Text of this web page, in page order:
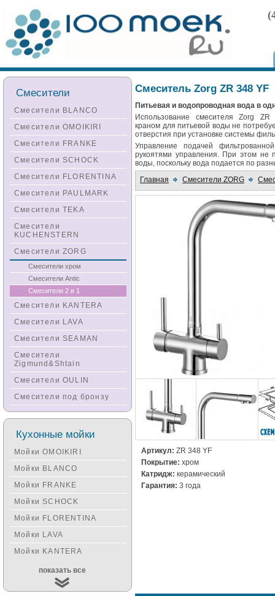
Смеситель Zorg ZR 348 YF
Питьевая и водопроводная вода в
Использование смесителя Zorg
краном для питьевой воды не
отверстия при установке системы
Управление подачей
рукоятями управления. При этом не
воды, поскольку вода подается по
Главная
Смесители ZORG
Артикул: ZR 348 YF
Покрытие: хром
Катридж: керамический
Гарантия: 3 года
Смесители
Смесители BLANCO
Смесители OMOIKIRI
Смесители FRANKE
Смесители SCHOCK
Смесители FLORENTINA
Смесители PAULMARK
Смесители TEKA
Смесители
KUCHENSTERN
Смесители ZORG
Смесители хром
Смесители Antic
Смесители 2 в 1
Смесители KANTERA
Смесители LAVA
Смесители SEAMAN
Смесители
Zigmund&Shtain
Смесители OULIN
Смесители под бронзу
Кухонные мойки
Мойки OMOIKIRI
Мойки BLANCO
Мойки FRANKE
Мойки SCHOCK
Мойки FLORENTINA
Мойки LAVA
Мойки KANTERA
Мойки KUCHENSTERN
Мойки ALVEUS
показать все